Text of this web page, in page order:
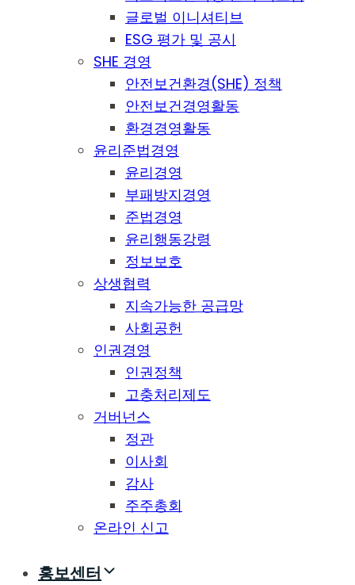
글로벌 이니셔티브
ESG 평가 및 공시
SHE 경영
안전보건환경(SHE) 정책
안전보건경영활동
환경경영활동
윤리준법경영
윤리경영
부패방지경영
준법경영
윤리행동강령
정보보호
상생협력
지속가능한 공급망
사회공헌
인권경영
인권정책
고충처리제도
거버넌스
정관
이사회
감사
주주총회
온라인 신고
홍보센터